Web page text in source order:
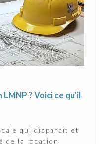
? Voici ce qu'il
qui disparaît et
de la location